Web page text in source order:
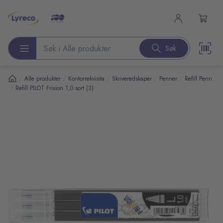
Søk etter produkter Søk
Alle produkter Kontorrekvisita Skriveredskaper Penner Refill Penn
Refill PILOT Frixion 1,0 sort (3)